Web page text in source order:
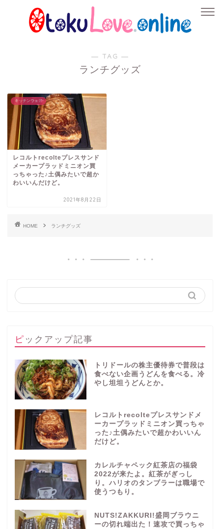
― TAG ―
ランチグッズ
キッチンウェア
レコルトrecolteプレスサンド
メーカープラッドミニオン買
っちゃった♪土偶みたいで超か
わいいんだけど。
2021年8月22日
HOME ランチグッズ
ピックアップ記事
トリドールの株主優待券で普段は
食べない企画うどんを食べる。冷
やし坦坦うどんとか。
レコルトrecolteプレスサンドメ
ーカープラッドミニオン買っちゃ
った♪土偶みたいで超かわいいん
だけど。
カレルチャペック紅茶店の福袋
2022が来たよ。紅茶がぎっし
り。ハリオのタンブラーは職場で
使うつもり。
NUTS!ZAKKURI!盛岡ブラウニ
ーの切れ端出た！速攻で買っちゃ